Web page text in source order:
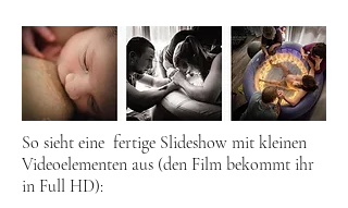
So sieht eine fertige Slideshow mit kleinen
Videoelementen aus (den Film bekommt ihr
in Full HD):